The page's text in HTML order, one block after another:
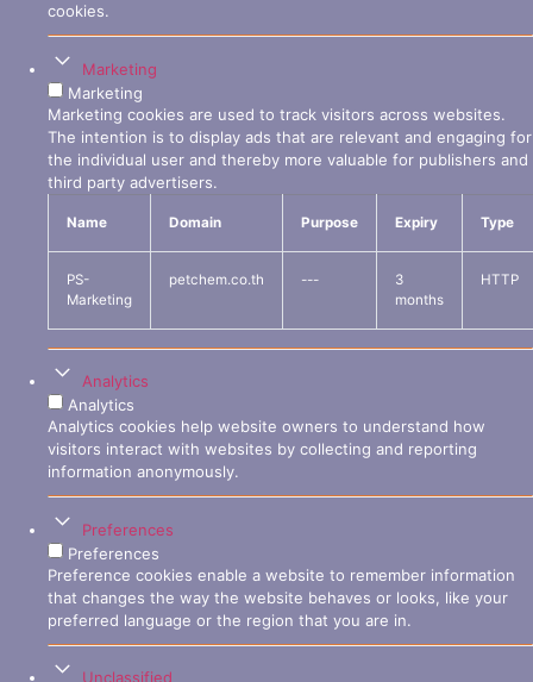
cookies.
Marketing
Marketing
Marketing cookies are used to track visitors across websites.
The intention is to display ads that are relevant and engaging for
the individual user and thereby more valuable for publishers and
third party advertisers.
Name Domain Purpose Expiry Type
PS-
Marketing
petchem.co.th ---
3
months
HTTP
Analytics
Analytics
Analytics cookies help website owners to understand how
visitors interact with websites by collecting and reporting
information anonymously.
Preferences
Preferences
Preference cookies enable a website to remember information
that changes the way the website behaves or looks, like your
preferred language or the region that you are in.
Unclassified